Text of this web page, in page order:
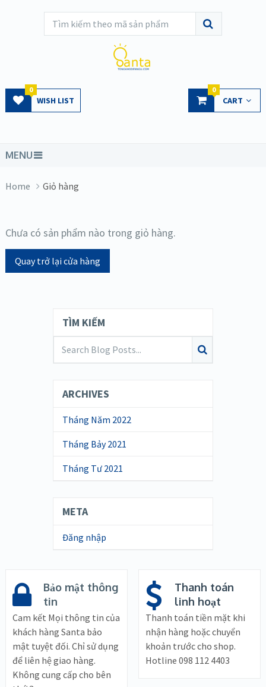
WISH LIST
0
CART
0
MENU
Home Giỏ hàng
Chưa có sản phẩm nào trong giỏ hàng.
Quay trở lại cửa hàng
TÌM KIẾM
ARCHIVES
Tháng Năm 2022
Tháng Bảy 2021
Tháng Tư 2021
META
Đăng nhập
Bảo mật thông
tin
Cam kết Mọi thông tin của
khách hàng Santa bảo
mật tuyệt đối. Chỉ sử dụng
để liên hệ giao hàng.
Không cung cấp cho bên
Thanh toán
linh hoạt
Thanh toán tiền mặt khi
nhận hàng hoặc chuyển
khoản trước cho shop.
Hotline 098 112 4403